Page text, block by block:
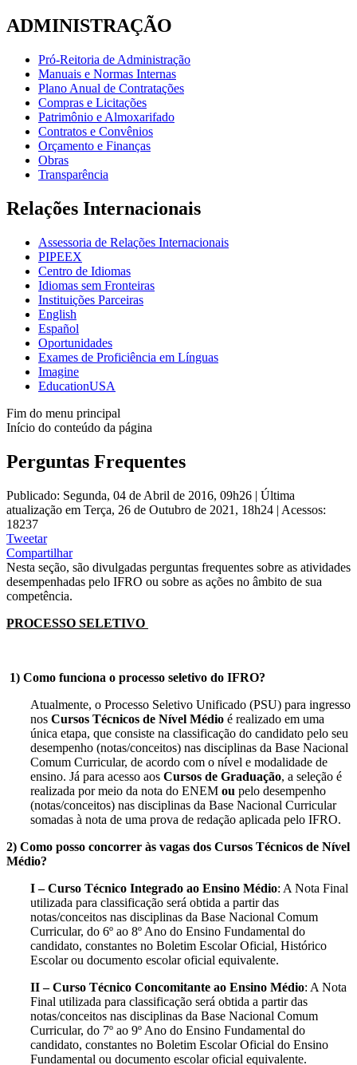
ADMINISTRAÇÃO
Pró-Reitoria de Administração
Manuais e Normas Internas
Plano Anual de Contratações
Compras e Licitações
Patrimônio e Almoxarifado
Contratos e Convênios
Orçamento e Finanças
Obras
Transparência
Relações Internacionais
Assessoria de Relações Internacionais
PIPEEX
Centro de Idiomas
Idiomas sem Fronteiras
Instituições Parceiras
English
Español
Oportunidades
Exames de Proficiência em Línguas
Imagine
EducationUSA
Fim do menu principal
Início do conteúdo da página
Perguntas Frequentes
Publicado: Segunda, 04 de Abril de 2016, 09h26 | Última
atualização em Terça, 26 de Outubro de 2021, 18h24 | Acessos:
18237
Tweetar
Compartilhar
Nesta seção, são divulgadas perguntas frequentes sobre as atividades
desempenhadas pelo IFRO ou sobre as ações no âmbito de sua
competência.
PROCESSO SELETIVO
1) Como funciona o processo seletivo do IFRO?
Atualmente, o Processo Seletivo Unificado (PSU) para ingresso
nos Cursos Técnicos de Nível Médio é realizado em uma
única etapa, que consiste na classificação do candidato pelo seu
desempenho (notas/conceitos) nas disciplinas da Base Nacional
Comum Curricular, de acordo com o nível e modalidade de
ensino. Já para acesso aos Cursos de Graduação, a seleção é
realizada por meio da nota do ENEM ou pelo desempenho
(notas/conceitos) nas disciplinas da Base Nacional Curricular
somadas à nota de uma prova de redação aplicada pelo IFRO.
2) Como posso concorrer às vagas dos Cursos Técnicos de Nível
Médio?
I – Curso Técnico Integrado ao Ensino Médio: A Nota Final
utilizada para classificação será obtida a partir das
notas/conceitos nas disciplinas da Base Nacional Comum
Curricular, do 6º ao 8º Ano do Ensino Fundamental do
candidato, constantes no Boletim Escolar Oficial, Histórico
Escolar ou documento escolar oficial equivalente.
II – Curso Técnico Concomitante ao Ensino Médio: A Nota
Final utilizada para classificação será obtida a partir das
notas/conceitos nas disciplinas da Base Nacional Comum
Curricular, do 7º ao 9º Ano do Ensino Fundamental do
candidato, constantes no Boletim Escolar Oficial do Ensino
Fundamental ou documento escolar oficial equivalente.